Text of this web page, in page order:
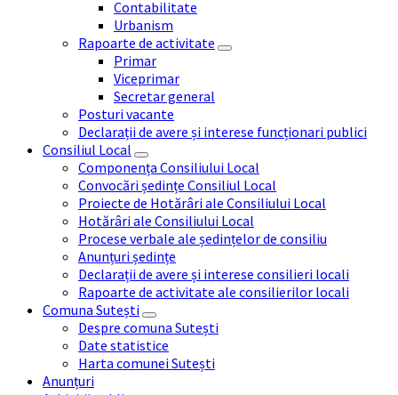
Contabilitate
Urbanism
Rapoarte de activitate
Primar
Viceprimar
Secretar general
Posturi vacante
Declarații de avere și interese funcționari publici
Consiliul Local
Componența Consiliului Local
Convocări ședințe Consiliul Local
Proiecte de Hotărâri ale Consiliului Local
Hotărâri ale Consiliului Local
Procese verbale ale ședințelor de consiliu
Anunțuri ședințe
Declarații de avere și interese consilieri locali
Rapoarte de activitate ale consilierilor locali
Comuna Sutești
Despre comuna Sutești
Date statistice
Harta comunei Sutești
Anunțuri